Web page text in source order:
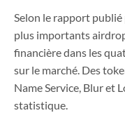
Selon le rapport
plus importants
financière dans les
sur le marché. Des
Name Service, Blur et
statistique.